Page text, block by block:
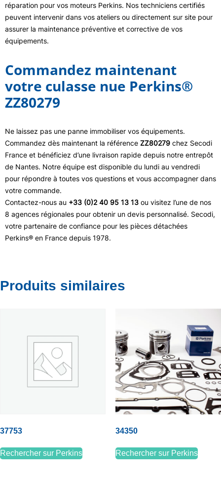
réparation pour vos moteurs Perkins. Nos techniciens certifiés
peuvent intervenir dans vos ateliers ou directement sur site pour
assurer la maintenance préventive et corrective de vos
équipements.
Commandez maintenant
votre culasse nue Perkins®
ZZ80279
Ne laissez pas une panne immobiliser vos équipements.
Commandez dès maintenant la référence ZZ80279 chez Secodi
France et bénéficiez d’une livraison rapide depuis notre entrepôt
de Nantes. Notre équipe est disponible du lundi au vendredi
pour répondre à toutes vos questions et vous accompagner dans
votre commande.
Contactez-nous au +33 (0)2 40 95 13 13 ou visitez l’une de nos
8 agences régionales pour obtenir un devis personnalisé. Secodi,
votre partenaire de confiance pour les pièces détachées
Perkins® en France depuis 1978.
Produits similaires
37753
Rechercher sur Perkins
34350
Rechercher sur Perkins